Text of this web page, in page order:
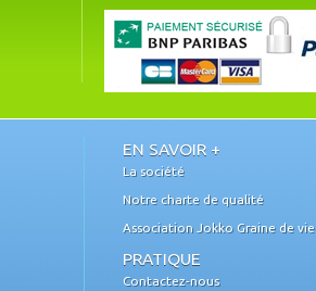
EN SAVOIR +
La société
Notre charte de qualité
Association Jokko Graine de vie
PRATIQUE
Contactez-nous